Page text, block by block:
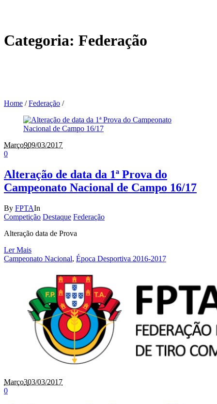
Categoria: Federação
Home /Federação /
Março909/03/2017
0
Alteração de data da 1ª Prova do
Campeonato Nacional de Campo 16/17
By FPTAIn
Competição Destaque Federação
Alteração data de Prova
Ler Mais
Campeonato Nacional, Época Desportiva 2016-2017
Março303/03/2017
0